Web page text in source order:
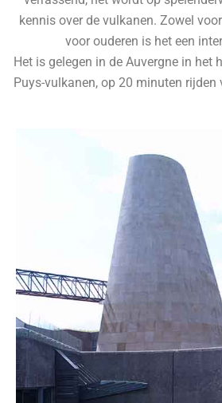
kennis over de vulkanen. Zowel
voor ouderen is het een
Het is gelegen in de Auvergne in het
Puys-vulkanen, op 20 minuten rijden